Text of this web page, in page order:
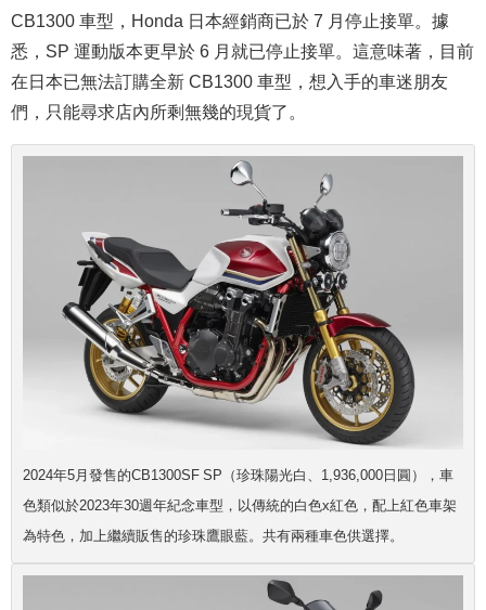
CB1300 車型，Honda 日本經銷商已於 7 月停止接單。據
悉，SP 運動版本更早於 6 月就已停止接單。這意味著，目前
在日本已無法訂購全新 CB1300 車型，想入手的車迷朋友
們，只能尋求店內所剩無幾的現貨了。
2024年5月發售的CB1300SF SP（珍珠陽光白、1,936,000日圓），車
色類似於2023年30週年紀念車型，以傳統的白色x紅色，配上紅色車架
為特色，加上繼續販售的珍珠鷹眼藍。共有兩種車色供選擇。